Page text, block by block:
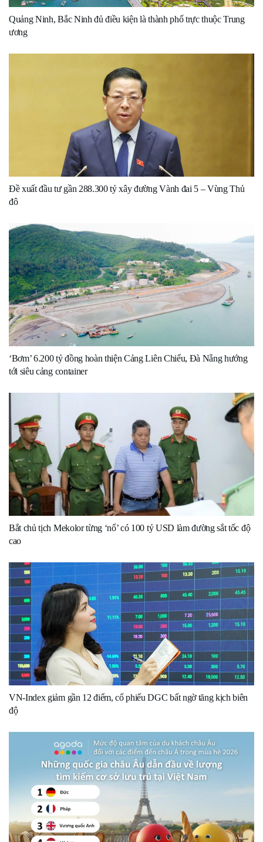
Quảng Ninh, Bắc Ninh đủ điều kiện là thành phố trực thuộc Trung
ương
Đề xuất đầu tư gần 288.300 tỷ xây đường Vành đai 5 – Vùng Thủ
đô
‘Bơm’ 6.200 tỷ đồng hoàn thiện Cảng Liên Chiểu, Đà Nẵng hướng
tới siêu cảng container
Bắt chủ tịch Mekolor từng ‘nổ’ có 100 tỷ USD làm đường sắt tốc độ
cao
VN-Index giảm gần 12 điểm, cổ phiếu DGC bất ngờ tăng kịch biên
độ